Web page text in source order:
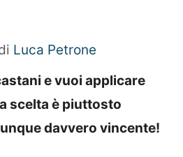
Luca Petrone
e vuoi applicare
scelta è piuttosto
davvero vincente!